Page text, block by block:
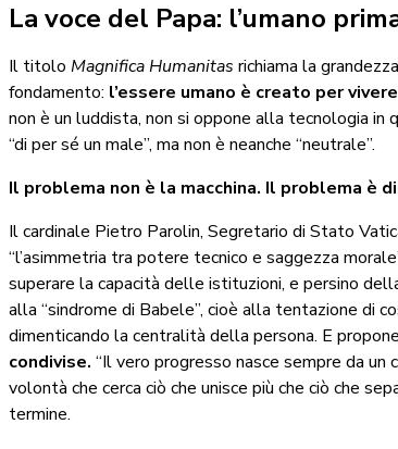
La voce del Papa: l’umano
Il titolo Magnifica Humanitas richiama la
fondamento: l’essere umano è creato per
non è un luddista, non si oppone alla tecnologia
“di per sé un male”, ma non è neanche “neutrale”.
Il problema non è la macchina. Il problema è
Il cardinale Pietro Parolin, Segretario di Stato
“l’asimmetria tra potere tecnico e saggezza
superare la capacità delle istituzioni, e persino
alla “sindrome di Babele”, cioè alla tentazione di
dimenticando la centralità della persona. E
condivise. “Il vero progresso nasce sempre da un
volontà che cerca ciò che unisce più che ciò che
termine.